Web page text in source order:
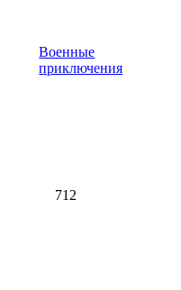
Военные
приключения
712